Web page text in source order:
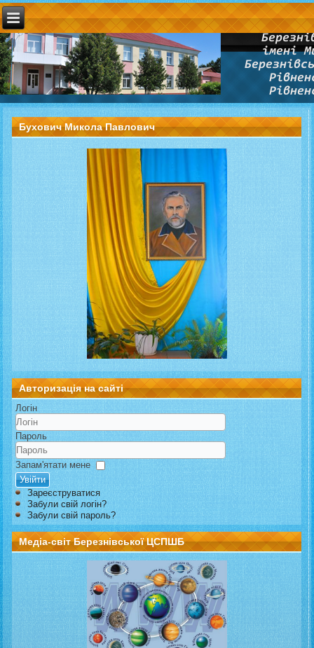
Бухович Микола Павлович
Авторизація на сайті
Логін
Пароль
Запам'ятати мене
Увійти
Зареєструватися
Забули свій логін?
Забули свій пароль?
Медіа-світ Березнівської ЦСПШБ